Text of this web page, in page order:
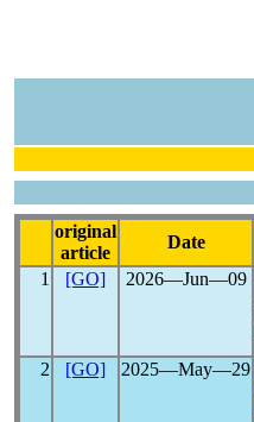
original
article
Date
1
[GO] 2026―Jun―09
2 [GO] 2025―May―29